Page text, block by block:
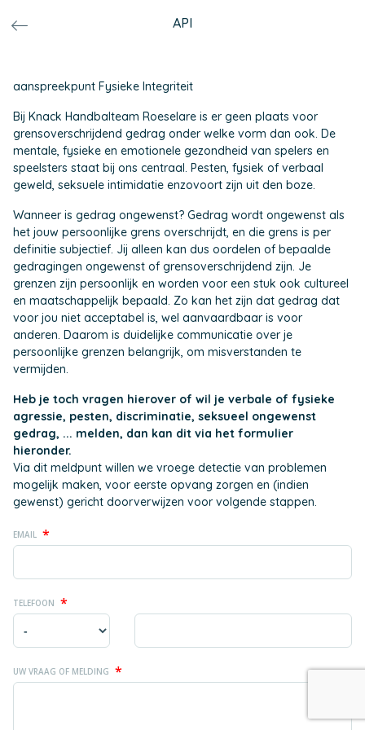
API
aanspreekpunt Fysieke Integriteit
Bij Knack Handbalteam Roeselare is er geen plaats voor
grensoverschrijdend gedrag onder welke vorm dan ook. De
mentale, fysieke en emotionele gezondheid van spelers en
speelsters staat bij ons centraal. Pesten, fysiek of verbaal
geweld, seksuele intimidatie enzovoort zijn uit den boze.
Wanneer is gedrag ongewenst? Gedrag wordt ongewenst als
het jouw persoonlijke grens overschrijdt, en die grens is per
definitie subjectief. Jij alleen kan dus oordelen of bepaalde
gedragingen ongewenst of grensoverschrijdend zijn. Je
grenzen zijn persoonlijk en worden voor een stuk ook cultureel
en maatschappelijk bepaald. Zo kan het zijn dat gedrag dat
voor jou niet acceptabel is, wel aanvaardbaar is voor
anderen. Daarom is duidelijke communicatie over je
persoonlijke grenzen belangrijk, om misverstanden te
vermijden.
Heb je toch vragen hierover of wil je verbale of fysieke
agressie, pesten, discriminatie, seksueel ongewenst
gedrag, ... melden, dan kan dit via het formulier
hieronder.
Via dit meldpunt willen we vroege detectie van problemen
mogelijk maken, voor eerste opvang zorgen en (indien
gewenst) gericht doorverwijzen voor volgende stappen.
EMAIL *
TELEFOON *
UW VRAAG OF MELDING *